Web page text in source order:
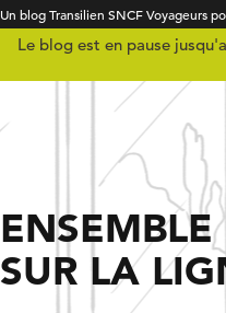
Un blog Transilien SNCF Voyageurs
Le blog est en pause
ENSEMBLE
SUR LA